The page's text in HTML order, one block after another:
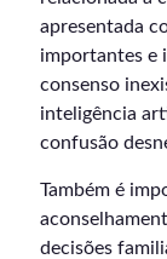
apresentada
importantes e
consenso
inteligência
confusão
Também é
decisões